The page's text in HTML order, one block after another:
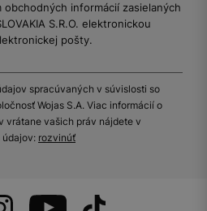
obchodných informácií zasielaných
S.R.O. elektronickou
pošty.
spracúvaných v súvislosti so
Wojas S.A. Viac informácií o
vrátane vašich práv nájdete v
rozvinúť